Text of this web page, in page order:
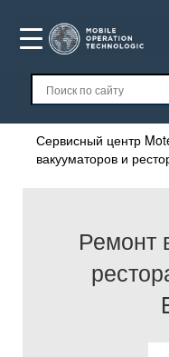
Сервисный центр
вакууматоров и
Ремонт